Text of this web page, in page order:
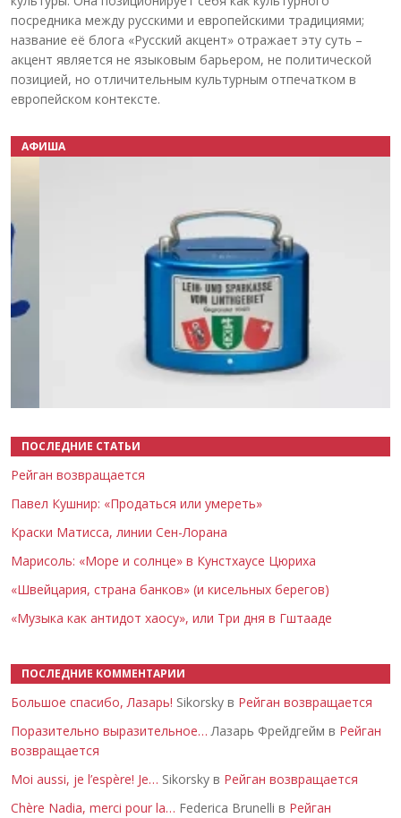
посредника между русскими и европейскими традициями;
название её блога «Русский акцент» отражает эту суть –
акцент является не языковым барьером, не политической
позицией, но отличительным культурным отпечатком в
европейском контексте.
АФИША
ПОСЛЕДНИЕ СТАТЬИ
Рейган возвращается
Павел Кушнир: «Продаться или умереть»
Краски Матисса, линии Сен-Лорана
Марисоль: «Море и солнце» в Кунстхаусе Цюриха
«Швейцария, страна банков» (и кисельных берегов)
«Музыка как антидот хаосу», или Три дня в Гштааде
ПОСЛЕДНИЕ КОММЕНТАРИИ
Большое спасибо, Лазарь! Sikorsky в Рейган возвращается
Поразительно выразительное… Лазарь Фрейдгейм в Рейган
возвращается
Moi aussi, je l’espère! Je… Sikorsky в Рейган возвращается
Chère Nadia, merci pour la… Federica Brunelli в Рейган